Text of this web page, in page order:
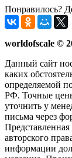
Понравилось?
worldofscale ©
Данный сайт
каких
определяемой
РФ. Точные
уточнить у
письма через
авторского
информации